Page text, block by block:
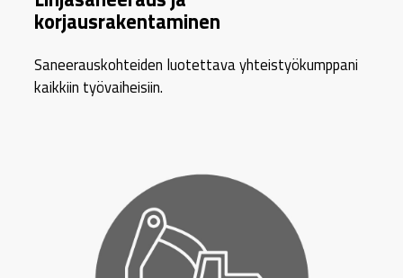
korjausrakentaminen
Saneerauskohteiden luotettava yhteistyökumppani
kaikkiin työvaiheisiin.